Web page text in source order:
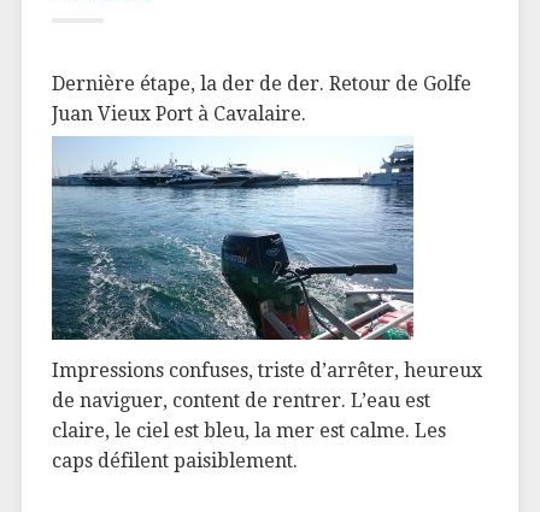
Dernière étape, la der de der. Retour de Golfe
Juan Vieux Port à Cavalaire.
Impressions confuses, triste d’arrêter, heureux
de naviguer, content de rentrer. L’eau est
claire, le ciel est bleu, la mer est calme. Les
caps défilent paisiblement.